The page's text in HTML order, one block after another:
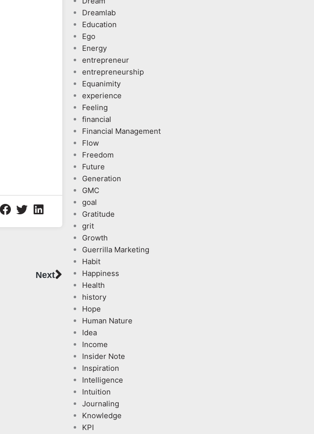
NextNext
Dreamlab
Education
Ego
Energy
entrepreneur
entrepreneurship
Equanimity
experience
Feeling
financial
Financial Management
Flow
Freedom
Future
Generation
GMC
goal
Gratitude
grit
Growth
Guerrilla Marketing
Habit
Happiness
Health
history
Hope
Human Nature
Idea
Income
Insider Note
Inspiration
Intelligence
Intuition
Journaling
Knowledge
KPI